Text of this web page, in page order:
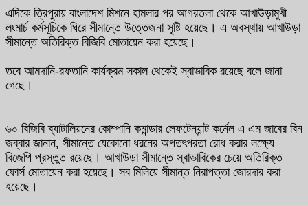
এদিকে ত্রিপুরায় বাংলাদেশ মিশনে হামলার পর আগরতলা থেকে আখাউড়ামুখী
লংমার্চ কর্মসূচিকে ঘিরে সীমান্তে উত্তেজনা সৃষ্টি হয়েছে। এ অবস্থায় আখাউড়া
সীমান্তে অতিরিক্ত বিজিবি মোতায়েন করা হয়েছে।
তবে আমদানি-রফতানি কার্যক্রম সকাল থেকেই স্বাভাবিক রয়েছে বলে জানা
গেছে।
৬০ বিজিবি ব্যাটালিয়নের কোম্পানি কমান্ডার লেফটেন্যান্ট কর্নেল এ এম জাবের বিন
জব্বার জানান, সীমান্তে যেকোনো ধরনের অপতৎপরতা রোধ করার লক্ষ্যে
বিজেপি প্রস্তুত রয়েছে। আখাউড়া সীমান্তে স্বাভাবিকের চেয়ে অতিরিক্ত
ফোর্স মোতায়েন করা হয়েছে। সব মিলিয়ে সীমান্ত নিরাপত্তা জোরদার করা
হয়েছে।